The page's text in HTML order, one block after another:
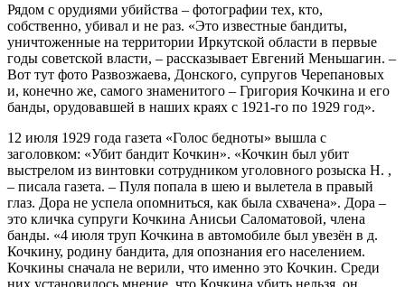
Рядом с орудиями убийства – фотографии тех, кто,
собственно, убивал и не раз. «Это известные бандиты,
уничтоженные на территории Иркутской области в первые
годы советской власти, – рассказывает Евгений Меньшагин. –
Вот тут фото Развозжаева, Донского, супругов Черепановых
и, конечно же, самого знаменитого – Григория Кочкина и его
банды, орудовавшей в наших краях с 1921-го по 1929 год».
12 июля 1929 года газета «Голос бедноты» вышла с
заголовком: «Убит бандит Кочкин». «Кочкин был убит
выстрелом из винтовки сотрудником уголовного розыска Н. ,
– писала газета. – Пуля попала в шею и вылетела в правый
глаз. Дора не успела опомниться, как была схвачена». Дора –
это кличка супруги Кочкина Анисьи Саломатовой, члена
банды. «4 июля труп Кочкина в автомобиле был увезён в д.
Кочкину, родину бандита, для опознания его населением.
Кочкины сначала не верили, что именно это Кочкин. Среди
них установилось мнение, что Кочкина убить нельзя, он